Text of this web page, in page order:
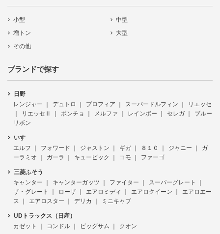
小型
中型
増トン
大型
その他
ブランドで探す
日野
レンジャー
デュトロ プロフィア スーパードルフィン
リエッセ
リエッセⅡ
ポンチョ メルファ レインボー セレガ
ブルー
リボン
いすゞ
エルフ
フォワード ジャストン ギガ ８１０ ジャニー
ガ
ーラミオ
ガーラ キュービック コモ ファーゴ
三菱ふそう
キャンター
キャンターガッツ ファイター
スーパーグレート
ザ・グレート
ローザ エアロミディ エアロクイーン
エアロエー
ス
エアロスター デリカ ミニキャブ
UDトラックス（日産）
カゼット
コンドル ビッグサム クオン